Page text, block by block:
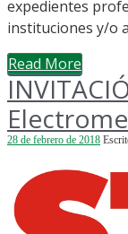
expedientes
instituciones y/o
Read More
28 de febrero de 2018